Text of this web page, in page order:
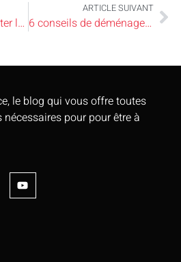
Où et comment planter le cognassier du Japon ?
ARTICLE SUIVANT
6 conseils de déménagement pour les personnes handicapées
le blog qui vous offre toutes
pour pour être à